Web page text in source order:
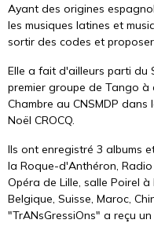
Ayant des origines
les musiques latines et
sortir des codes et
Elle a fait d'ailleurs parti du
premier groupe de Tango à
Chambre au CNSMDP dans
Noël CROCQ.
Ils ont enregistré 3 albums
la Roque-d'Anthéron,
Opéra de Lille, salle Poirel
Belgique, Suisse, Maroc,
"TrANsGressiOns" a reçu